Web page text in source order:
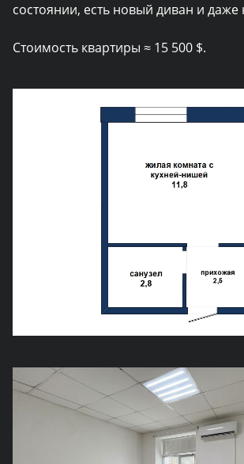
состоянии, есть новый диван и
Стоимость квартиры ≈ 15 500 $.